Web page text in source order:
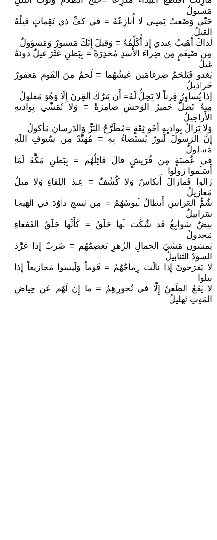
مَسبولُ
حَتّى وَضَعتُ يَميني لا أُنازِعُهُ = في كَفِّ ذي نَقِماتٍ قيلُهُ
القيلُ
لَذاكَ أَهَيبُ عِندي إِذ أُكَلِّمُهُ = وَقيلَ إِنَّكَ مَسبورٌ وَمَسؤولُ
مِن ضَيغَمٍ مِن ضِراءَ الأُسدِ مُخدِرَةً = بِبَطنِ عَثَّرَ غيلٌ دونَهُ
غيلُ
يَغدو فَيَلحَمُ ضِرغامَين عَيشُهُما = لَحمٌ مِنَ القَومِ مَعفورٌ
خَراذيلُ
إذا يُساوِرُ قِرناً لا يَحِلُّ لَهُ= أَن يَترُكَ القِرنَ إِلّا وَهُوَ مَفلولُ
مِنهُ تَظَلُّ حَميرُ الوَحشِ ضامِرَةً = وَلا تُمَشّي بِواديهِ
الأَراجيلُ
وَلا يَزالُ بِواديِهِ أخَو ثِقَةٍ =مُطَرَّحُ البَزِّ وَالدَرسانِ مَأكولُ
إِنَّ الرَسولَ لَنورٌ يُستَضاءُ بِهِ = مُهَنَّدٌ مِن سُيوفِ اللَهِ
مَسلولُ
في عُصبَةٍ مِن قُرَيشٍ قالَ قائِلُهُم = بِبَطنِ مَكَّةَ لَمّا
أَسَلَموا زولوا
زَالوا فَمازالَ أَنكاسٌ وَلا كُشُفٌ = عِندَ اللِقاءِ وَلا ميلٌ
مَعازيلُ
شُمُّ العَرانينِ أَبطالٌ لَبوسُهُمُ = مِن نَسجِ داوُدَ في الهَيجا
سَرابيلُ
بيضٌ سَوابِغُ قَد شُكَّت لَها حَلَقٌ = كَأَنَّها حَلَقُ القَفعاءِ
مَجدولُ
يَمشون مَشيَ الجِمالِ الزُهرِ يَعصِمُهُم = ضَربٌ إِذا عَرَّدَ
السودُ التَنابيلُ
لا يَفرَحونَ إِذا نالَت رِماحُهُمُ = قَوماً وَلَيسوا مَجازيعاً إِذا
نيلوا
لا يَقَعُ الطَعنُ إِلّا في نُحورِهِمُ = ما إِن لَهُم عَن حِياضِ
المَوتِ تَهليلُ